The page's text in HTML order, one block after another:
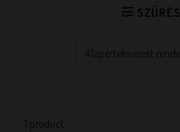
SZŰRÉS
1 product